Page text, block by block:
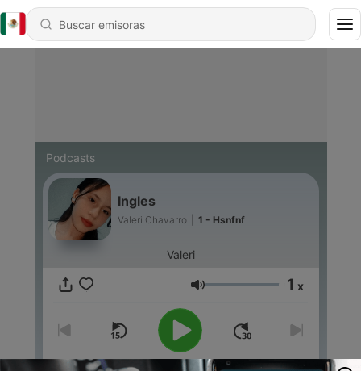
Podcasts
Ingles
Valeri Chavarro 1 - Hsnfnf
Valeri
Volumen 1 x
00:00 00:00